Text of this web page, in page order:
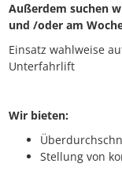
Außerdem suchen
und /oder am
Einsatz wahlweise
Unterfahrlift
Wir bieten:
Stellung von